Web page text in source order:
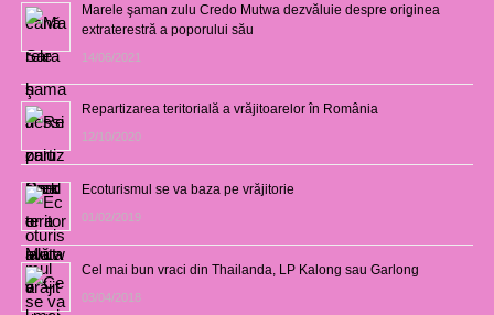
Marele şaman zulu Credo Mutwa dezvăluie despre originea
extraterestră a poporului său
14/06/2021
Repartizarea teritorială a vrăjitoarelor în România
12/10/2020
Ecoturismul se va baza pe vrăjitorie
01/02/2019
Cel mai bun vraci din Thailanda, LP Kalong sau Garlong
03/04/2018